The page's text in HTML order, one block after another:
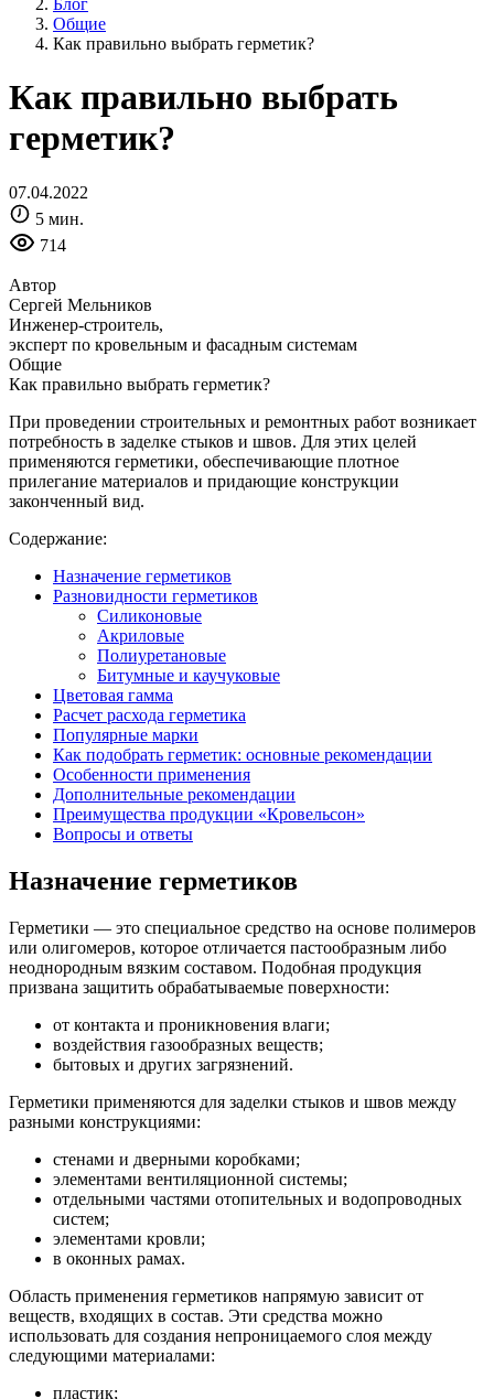
Блог
Общие
Как правильно выбрать герметик?
Как правильно выбрать
герметик?
07.04.2022
5 мин.
714
Автор
Сергей Мельников
Инженер-строитель,
эксперт по кровельным и фасадным системам
Общие
Как правильно выбрать герметик?
При проведении строительных и ремонтных работ возникает
потребность в заделке стыков и швов. Для этих целей
применяются герметики, обеспечивающие плотное
прилегание материалов и придающие конструкции
законченный вид.
Содержание:
Назначение герметиков
Разновидности герметиков
Силиконовые
Акриловые
Полиуретановые
Битумные и каучуковые
Цветовая гамма
Расчет расхода герметика
Популярные марки
Как подобрать герметик: основные рекомендации
Особенности применения
Дополнительные рекомендации
Преимущества продукции «Кровельсон»
Вопросы и ответы
Назначение герметиков
Герметики — это специальное средство на основе полимеров
или олигомеров, которое отличается пастообразным либо
неоднородным вязким составом. Подобная продукция
призвана защитить обрабатываемые поверхности:
от контакта и проникновения влаги;
воздействия газообразных веществ;
бытовых и других загрязнений.
Герметики применяются для заделки стыков и швов между
разными конструкциями:
стенами и дверными коробками;
элементами вентиляционной системы;
отдельными частями отопительных и водопроводных
систем;
элементами кровли;
в оконных рамах.
Область применения герметиков напрямую зависит от
веществ, входящих в состав. Эти средства можно
использовать для создания непроницаемого слоя между
следующими материалами:
пластик;